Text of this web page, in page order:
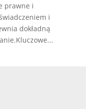
prawne i
i
dokładną